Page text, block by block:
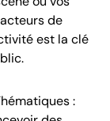
de
est la clé
: